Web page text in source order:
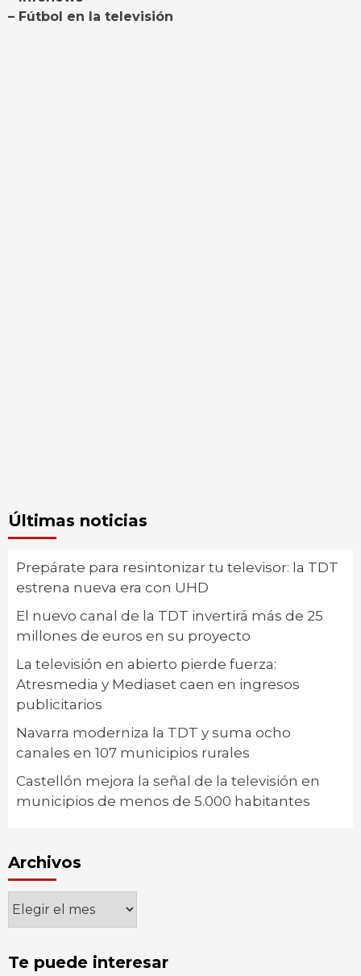
– Fútbol en la televisión
Últimas noticias
Prepárate para resintonizar tu televisor: la TDT
estrena nueva era con UHD
El nuevo canal de la TDT invertirá más de 25
millones de euros en su proyecto
La televisión en abierto pierde fuerza:
Atresmedia y Mediaset caen en ingresos
publicitarios
Navarra moderniza la TDT y suma ocho
canales en 107 municipios rurales
Castellón mejora la señal de la televisión en
municipios de menos de 5.000 habitantes
Archivos
Te puede interesar